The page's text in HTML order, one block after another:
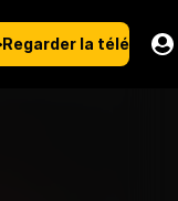
Regarder la télé